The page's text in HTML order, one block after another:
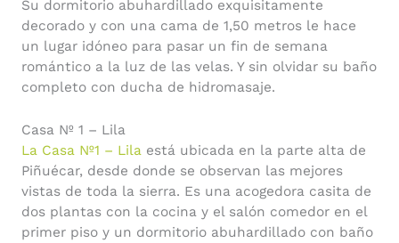
Su dormitorio abuhardillado exquisitamente
decorado y con una cama de 1,50 metros le hace
un lugar idóneo para pasar un fin de semana
romántico a la luz de las velas. Y sin olvidar su baño
completo con ducha de hidromasaje.
Casa Nº 1 – Lila
La Casa Nº1 – Lila está ubicada en la parte alta de
Piñuécar, desde donde se observan las mejores
vistas de toda la sierra. Es una acogedora casita de
dos plantas con la cocina y el salón comedor en el
primer piso y un dormitorio abuhardillado con baño